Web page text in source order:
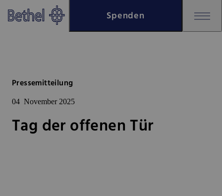
Zum Hauptinhalt springen
Zur Fußzeile springen
Spenden
Pressemitteilung
04 November 2025
Tag der offenen Tür